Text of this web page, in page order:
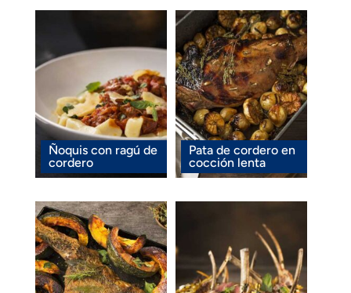
Ñoquis con ragú de
cordero
Pata de cordero en
cocción lenta